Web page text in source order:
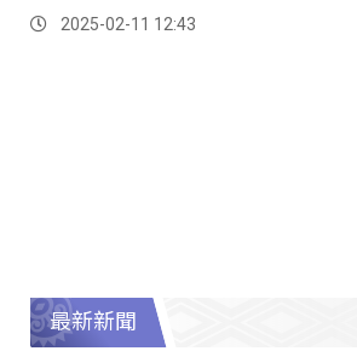
2025-02-11 12:43
最新新聞